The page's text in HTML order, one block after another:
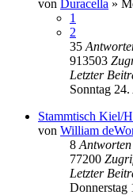
von Duracella »
1
2
35
913503
Letzter
Sonntag
Stammtisch Kiel/
von William
8 Antworten
77200
Letzter
Donnerstag